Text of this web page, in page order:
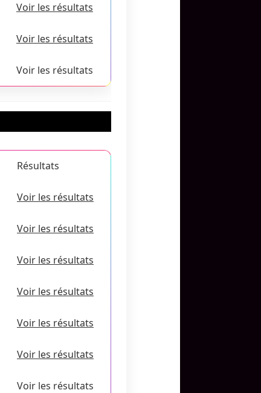
Voir les résultats
Voir les résultats
Voir les résultats
Résultats
Voir les résultats
Voir les résultats
Voir les résultats
Voir les résultats
Voir les résultats
Voir les résultats
Voir les résultats